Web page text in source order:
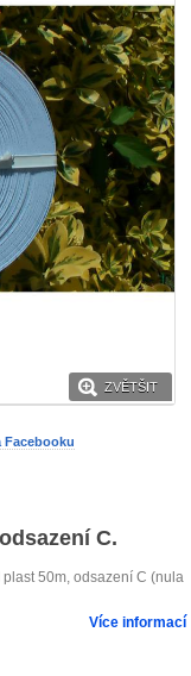
ZVĚTŠIT
Facebooku
C.
50m, odsazení C (nula
Více informací